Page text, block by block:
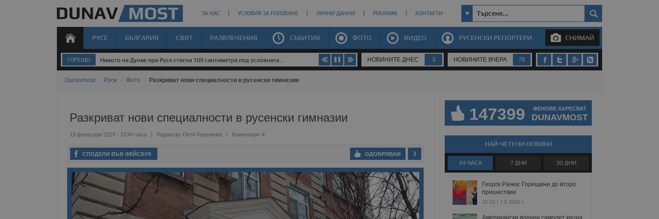
ЗА НАС УСЛОВИЯ ЗА ПОЛЗВАНЕ ЛИЧНИ ДАННИ РЕКЛАМА КОНТАКТИ
РУСЕ БЪЛГАРИЯ СВЯТ РАЗВЛЕЧЕНИЯ СЪБИТИЯ ФОТО ВИДЕО РУСЕНСКИ РЕПОРТЕРИ СНИМАЙ
ГОРЕЩО Нивото на Дунав при Русе стигна 109 сантиметра под условната... НОВИНИТЕ ДНЕС 3 НОВИНИТЕ ВЧЕРА 78
Dunavmost Русе Фото Разкриват нови специалности в русенски гимназии
Разкриват нови специалности в русенски гимназии
13 февруари 2019 - 13:40 часа Редактор: Петя Георгиева Коментари: 4
СПОДЕЛИ ВЪВ ФЕЙСБУК 3
ОДОБРЯВАМ
147399 ФЕНОВЕ ХАРЕСВАТ
DUNAVMOST
НАЙ-ЧЕТЕНИ НОВИНИ
24 ЧАСА 7 ДНИ 30 ДНИ
Георги Рачев: Горещини до второ
пришествие
10:15 | 7.8.2026 г.
Американски военен самолет кацна